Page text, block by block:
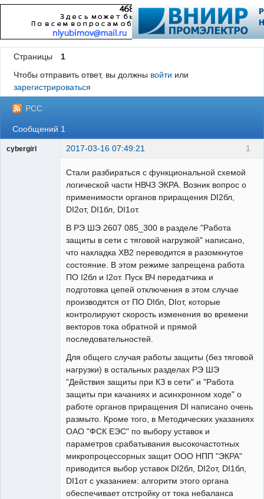
Страницы
1
Чтобы отправить ответ, вы должны войти или
зарегистрироваться
РСС
Сообщений 1
1
cybergirl 2017-03-16 07:49:21
Стали разбираться с функциональной схемой
логической части НВЧЗ ЭКРА. Возник вопрос о
применимости органов приращения DI2бл,
DI2от, DI1бл, DI1от.
В РЭ ШЭ 2607 085_300 в разделе "Работа
защиты в сети с тяговой нагрузкой" написано,
что накладка ХВ2 переводится в разомкнутое
состояние. В этом режиме запрещена работа
ПО I2бл и I2от. Пуск ВЧ передатчика и
подготовка цепей отключения в этом случае
производятся от ПО DIбл, DIот, которые
контролируют скорость изменения во времени
векторов тока обратной и прямой
последовательностей.
Для общего случая работы защиты (без тяговой
нагрузки) в остальных разделах РЭ ШЭ
"Действия защиты при КЗ в сети" и "Работа
защиты при качаниях и асинхронном ходе" о
работе органов приращения DI написано очень
размыто. Кроме того, в Методических указаниях
ОАО "ФСК ЕЭС" по выбору уставок и
параметров срабатывания высокочастотных
микропроцессорных защит ООО НПП "ЭКРА"
приводится выбор уставок DI2бл, DI2от, DI1бл,
DI1от с указанием: алгоритм этого органа
обеспечивает отстройку от тока небаланса